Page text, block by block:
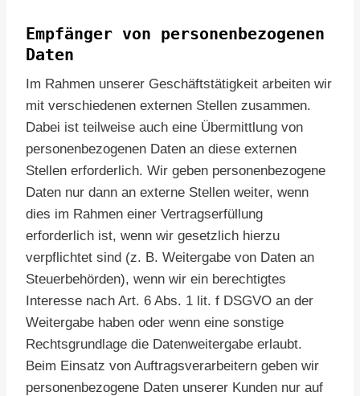
Empfänger von personenbezogenen
Daten
Im Rahmen unserer Geschäftstätigkeit arbeiten wir
mit verschiedenen externen Stellen zusammen.
Dabei ist teilweise auch eine Übermittlung von
personenbezogenen Daten an diese externen
Stellen erforderlich. Wir geben personenbezogene
Daten nur dann an externe Stellen weiter, wenn
dies im Rahmen einer Vertragserfüllung
erforderlich ist, wenn wir gesetzlich hierzu
verpflichtet sind (z. B. Weitergabe von Daten an
Steuerbehörden), wenn wir ein berechtigtes
Interesse nach Art. 6 Abs. 1 lit. f DSGVO an der
Weitergabe haben oder wenn eine sonstige
Rechtsgrundlage die Datenweitergabe erlaubt.
Beim Einsatz von Auftragsverarbeitern geben wir
personenbezogene Daten unserer Kunden nur auf